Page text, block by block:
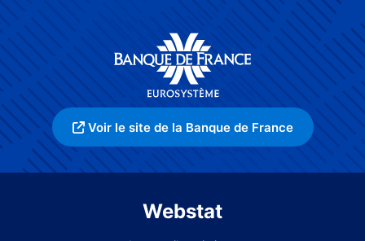
Voir le site de la Banque de France
Webstat